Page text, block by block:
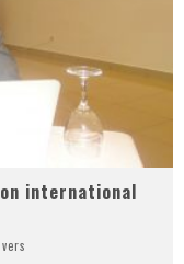
international